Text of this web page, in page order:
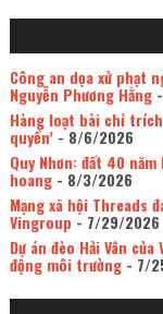
Công an dọa xử phạt
Nguyễn Phương Hằng-
Hàng loạt bài chỉ trích
quyền’- 8/6/2026
Quy Nhơn: đất 40
hoang- 8/3/2026
Mạng xã hội Threads
Vingroup - 7/29/2026
Dự án đèo Hải Vân
động môi trường- 7/